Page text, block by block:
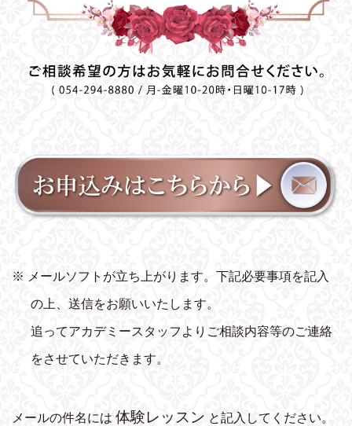
※ メールソフトが立ち上がります。下記必要事項を記入
の上、送信をお願いいたします。
追ってアカデミースタッフよりご相談内容等のご連絡
をさせていただきます。
メールの件名には 体験レッスン と記入してください。